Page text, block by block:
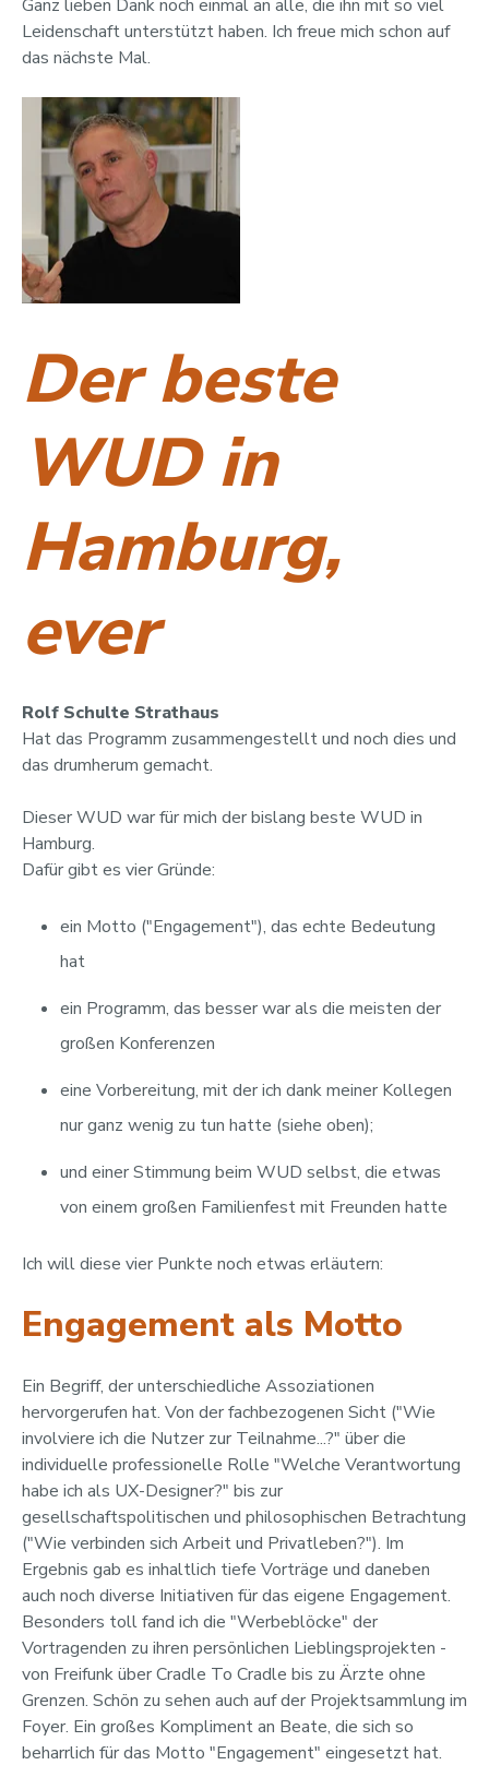
Ganz lieben Dank noch einmal an alle, die ihn mit so viel
Leidenschaft unterstützt haben. Ich freue mich schon auf
das nächste Mal.
Der beste
WUD in
Hamburg,
ever
Rolf Schulte Strathaus
Hat das Programm zusammengestellt und noch dies und
das drumherum gemacht.
Dieser WUD war für mich der bislang beste WUD in
Hamburg.
Dafür gibt es vier Gründe:
ein Motto ("Engagement"), das echte Bedeutung
hat
ein Programm, das besser war als die meisten der
großen Konferenzen
eine Vorbereitung, mit der ich dank meiner Kollegen
nur ganz wenig zu tun hatte (siehe oben);
und einer Stimmung beim WUD selbst, die etwas
von einem großen Familienfest mit Freunden hatte
Ich will diese vier Punkte noch etwas erläutern:
Engagement als Motto
Ein Begriff, der unterschiedliche Assoziationen
hervorgerufen hat. Von der fachbezogenen Sicht ("Wie
involviere ich die Nutzer zur Teilnahme...?" über die
individuelle professionelle Rolle "Welche Verantwortung
habe ich als UX-Designer?" bis zur
gesellschaftspolitischen und philosophischen Betrachtung
("Wie verbinden sich Arbeit und Privatleben?"). Im
Ergebnis gab es inhaltlich tiefe Vorträge und daneben
auch noch diverse Initiativen für das eigene Engagement.
Besonders toll fand ich die "Werbeblöcke" der
Vortragenden zu ihren persönlichen Lieblingsprojekten -
von Freifunk über Cradle To Cradle bis zu Ärzte ohne
Grenzen. Schön zu sehen auch auf der Projektsammlung im
Foyer. Ein großes Kompliment an Beate, die sich so
beharrlich für das Motto "Engagement" eingesetzt hat.